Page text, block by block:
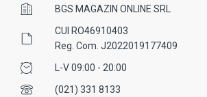
BGS MAGAZIN ONLINE SRL
CUI RO46910403
Reg. Com. J2022019177409
L-V 09:00 - 20:00
(021) 331 8133